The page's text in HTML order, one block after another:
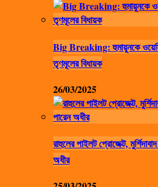
Big Breaking: হুমায়ুনকে
তৃণমূলের বিধায়ক
26/03/2025
রাহুলের পাইলট প্রোজেক্ট,
অধীর